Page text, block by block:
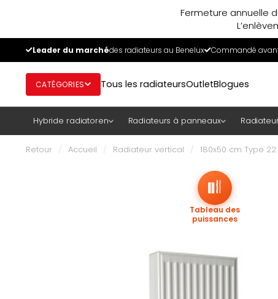
Fermeture annuelle
Leader du marchédes radiateurs au Benelux Commandé
CATÉGORIES Tous les radiateursOutletBlogues
Hybride radiatoren Radiateurs à panneaux
Retour / Accueil / Radiateur vertical / 180x50 cm Type
Tableau des
puissances